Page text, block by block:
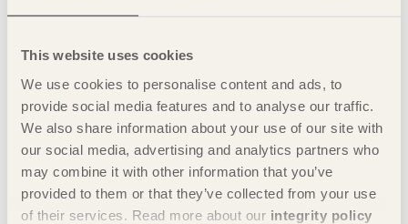
This website uses cookies
We use cookies to personalise content and ads, to
provide social media features and to analyse our traffic.
We also share information about your use of our site with
our social media, advertising and analytics partners who
may combine it with other information that you’ve
provided to them or that they’ve collected from your use
of their services. Read more about our integrity policy
Borrande skruv med fräsvingar
För träreglar till stål av kallformade profiler för frigång i
träregel. För inom- och utomhusmiljöer.